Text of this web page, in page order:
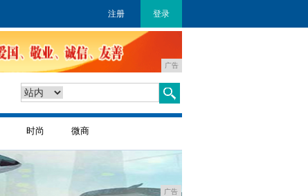
注册 登录
广告
时尚 微商
广告